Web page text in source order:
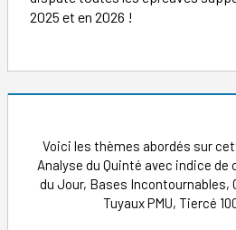
2025 et en 2026 !
Voici les thèmes abordés sur
Analyse du Quinté avec indice de
du Jour, Bases Incontournables,
Tuyaux PMU, Tiercé